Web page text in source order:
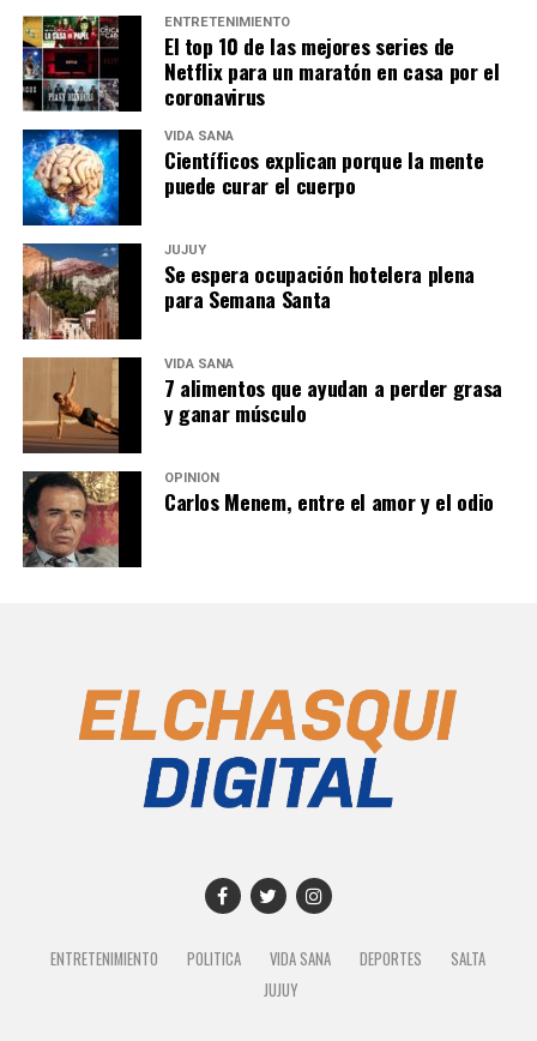
ENTRETENIMIENTO
El top 10 de las mejores series de
Netflix para un maratón en casa por el
coronavirus
VIDA SANA
Científicos explican porque la mente
puede curar el cuerpo
JUJUY
Se espera ocupación hotelera plena
para Semana Santa
VIDA SANA
7 alimentos que ayudan a perder grasa
y ganar músculo
OPINIÓN
Carlos Menem, entre el amor y el odio
ENTRETENIMIENTO POLITICA VIDA SANA DEPORTES
SALTA
JUJUY